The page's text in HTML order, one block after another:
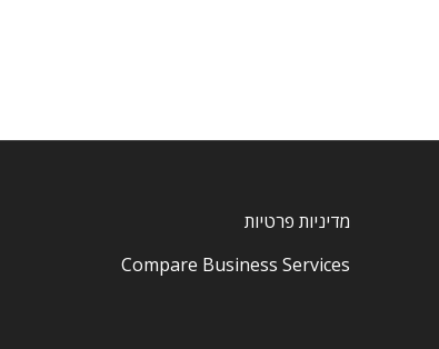
מדיניות פרטיות
Compare Business Services